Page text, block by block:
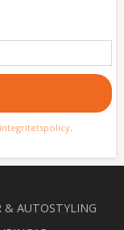
integritetspolicy.
& AUTOSTYLING